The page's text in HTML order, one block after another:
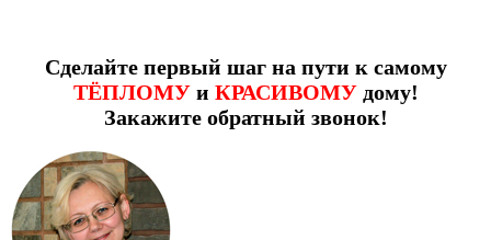
Сделайте первый шаг на пути к самому
ТЁПЛОМУи КРАСИВОМУдому!
Закажите обратный звонок!